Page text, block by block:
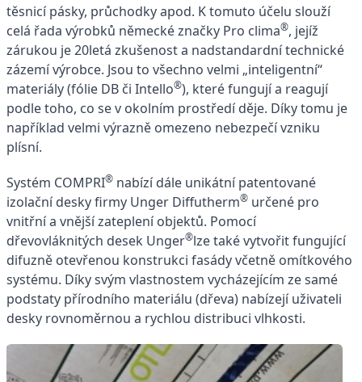
těsnicí pásky, průchodky apod. K tomuto účelu slouží
celá řada výrobků německé značky Pro clima®, jejíž
zárukou je 20letá zkušenost a nadstandardní technické
zázemí výrobce. Jsou to všechno velmi „inteligentní“
materiály (fólie DB či Intello®), které fungují a reagují
podle toho, co se v okolním prostředí děje. Díky tomu je
například velmi výrazně omezeno nebezpečí vzniku
plísní.
Systém COMPRI® nabízí dále unikátní patentované
izolační desky firmy Unger Diffutherm® určené pro
vnitřní a vnější zateplení objektů. Pomocí
dřevovláknitých desek Unger®lze také vytvořit fungující
difuzně otevřenou konstrukci fasády včetně omítkového
systému. Díky svým vlastnostem vycházejícím ze samé
podstaty přírodního materiálu (dřeva) nabízejí uživateli
desky rovnoměrnou a rychlou distribuci vlhkosti.